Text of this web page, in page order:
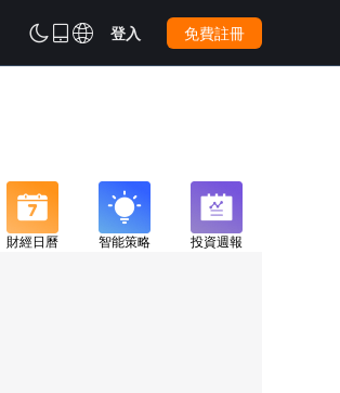
 登入 免費註冊
財經日曆 智能策略 投資週報